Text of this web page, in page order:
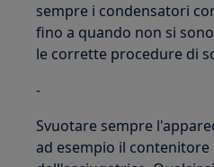
sempre i condensatori
fino a quando non si
le corrette procedure di
-
Svuotare sempre
ad esempio il contenitore